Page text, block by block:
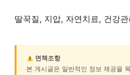
딸꾹질, 지압, 자연치료, 건강
면책조항
본 게시글은 일반적인 정보 제공을